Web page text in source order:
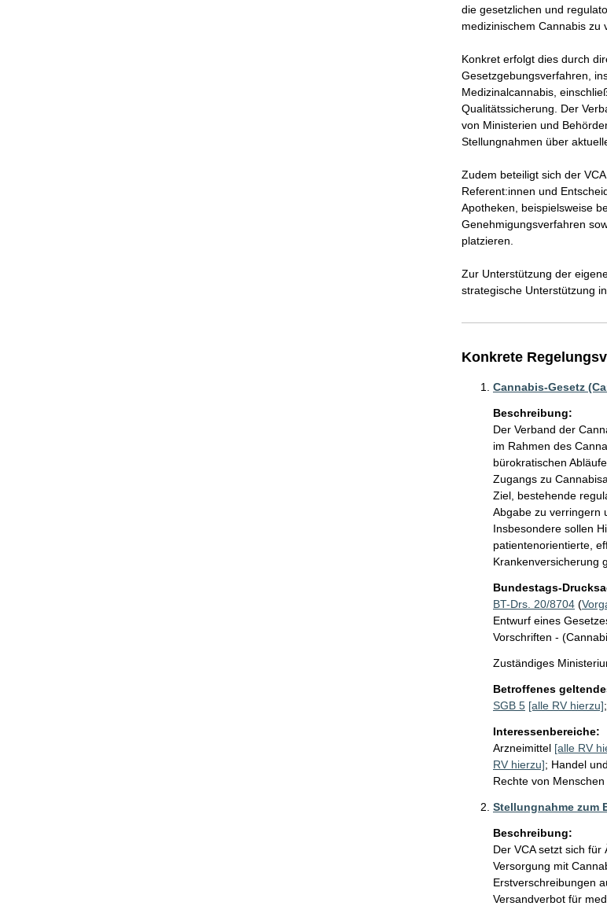
die gesetzlichen und
medizinischem Cannabis zu
Konkret erfolgt dies durch
Gesetzgebungsverfahren,
Medizinalcannabis,
Qualitätssicherung. Der
von Ministerien und
Stellungnahmen über
Zudem beteiligt sich der
Referent:innen und
Apotheken, beispielsweise
Genehmigungsverfahren
platzieren.
Zur Unterstützung der
strategische Unterstützung in
Konkrete
Cannabis-Gesetz
Beschreibung:
Der Verband der
im Rahmen des
bürokratischen
Zugangs zu
Ziel, bestehende
Abgabe zu verringern
Insbesondere sollen
patientenorientierte,
Krankenversicherung
Bundestags-
BT-Drs. 20/8704(
Entwurf eines
Vorschriften -
Zuständiges
Betroffenes
SGB 5 [alle RV hierzu];
Interessenbereiche:
Arzneimittel [alle RV
RV hierzu]; Handel
Rechte von
Stellungnahme zum
Beschreibung:
Der VCA setzt sich
Versorgung mit
Erstverschreibungen
Versandverbot für